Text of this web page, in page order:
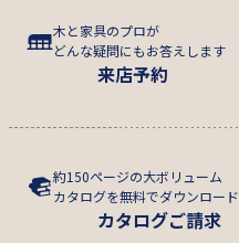
木と家具のプロが
どんな疑問にもお答えします
来店予約
約150ページの大ボリューム
カタログを無料でダウンロード
カタログご請求